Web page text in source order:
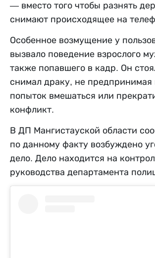
— вместо того чтобы разнять
снимают происходящее на
Особенное возмущение у
вызвало поведение взрослого
также попавшего в кадр. Он
снимал драку, не предпринимая
попыток вмешаться или
конфликт.
В ДП Мангистауской области
по данному факту возбуждено
дело. Дело находится на
руководства департамента